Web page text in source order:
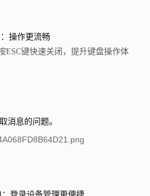
操作更流畅
ESC键快速关闭，提升键盘操作体
消息的问题。